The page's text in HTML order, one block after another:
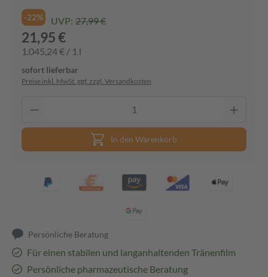
-22% UVP: 27,99 €
21,95 €
1.045,24 € / 1 l
sofort lieferbar
Preise inkl. MwSt. ggf. zzgl. Versandkosten
In den Warenkorb
Persönliche Beratung
Für einen stabilen und langanhaltenden Tränenfilm
Persönliche pharmazeutische Beratung